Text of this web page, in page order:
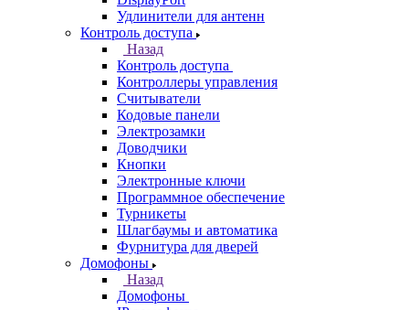
Удлинители для антенн
Контроль доступа
Назад
Контроль доступа
Контроллеры управления
Считыватели
Кодовые панели
Электрозамки
Доводчики
Кнопки
Электронные ключи
Программное обеспечение
Турникеты
Шлагбаумы и автоматика
Фурнитура для дверей
Домофоны
Назад
Домофоны